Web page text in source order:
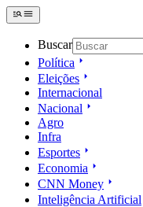
Buscar
Política
Eleições
Internacional
Nacional
Agro
Infra
Esportes
Economia
CNN Money
Inteligência Artificial